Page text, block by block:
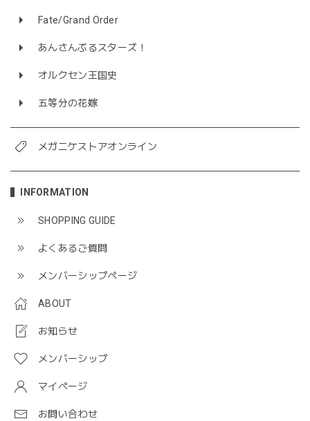
Fate/Grand Order
あんさんぶるスターズ！
オルクセン王国史
五等分の花嫁
メガニケストアオンライン
INFORMATION
SHOPPING GUIDE
よくあるご質問
メンバーシップページ
ABOUT
お知らせ
メンバーシップ
マイページ
お問い合わせ